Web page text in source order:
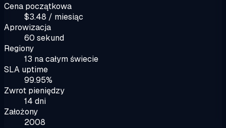
Cena początkowa
$3.48 / miesiąc
Aprowizacja
60 sekund
Regiony
13 na całym świecie
SLA uptime
99.95%
Zwrot pieniędzy
14 dni
Założony
2008